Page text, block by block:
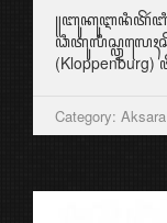
(Kloppenburg)
Category: